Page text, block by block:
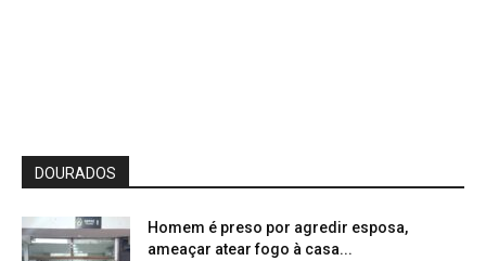
DOURADOS
Homem é preso por agredir esposa,
ameaçar atear fogo à casa...